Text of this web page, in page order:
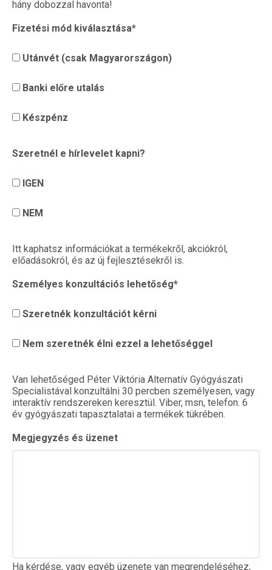
hány dobozzal havonta!
Fizetési mód kiválasztása*
Utánvét (csak Magyarországon)
Banki előre utalás
Készpénz
Szeretnél e hírlevelet kapni?
IGEN
NEM
Itt kaphatsz információkat a termékekről, akciókról,
előadásokról, és az új fejlesztésekről is.
Személyes konzultációs lehetőség*
Szeretnék konzultációt kérni
Nem szeretnék élni ezzel a lehetőséggel
Van lehetőséged Péter Viktória Alternatív Gyógyászati
Specialistával konzultálni 30 percben személyesen, vagy
interaktív rendszereken keresztül. Viber, msn, telefon. 6
év gyógyászati tapasztalatai a termékek tükrében.
Megjegyzés és üzenet
Ha kérdése, vagy egyéb üzenete van megrendeléséhez,